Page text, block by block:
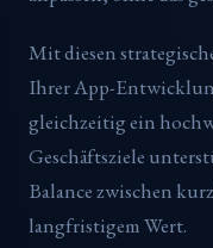
Mit diesen
Ihrer App-
gleichzeitig ein
Geschäftsziele
Balance zwischen
langfristigem Wert.